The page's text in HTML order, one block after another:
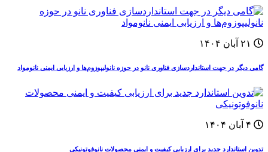
گامی دیگر در جهت استانداردسازی فناوری نانو در حوزه نانولیپوزوم‌ها و ارزیابی ایمنی نانومواد
تدوین استاندارد جدید برای ارزیابی کیفیت و ایمنی محصولات نانوفوتونیکی